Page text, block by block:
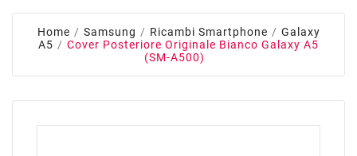
Home Samsung Ricambi Smartphone
Galaxy
A5
Cover Posteriore Originale Bianco Galaxy A5
(SM-A500)